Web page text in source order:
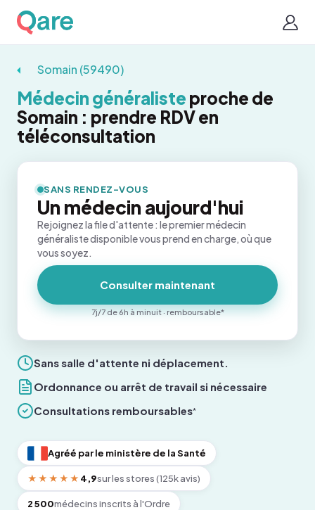
Somain (59490)
Médecin généraliste proche de
Somain : prendre RDV en
téléconsultation
Sans salle d'attente ni déplacement.
Ordonnance ou arrêt de travail si nécessaire
Consultations remboursables*
Agréé par le ministère de la Santé
★★★★★ 4,9sur les stores (125k avis)
2 500médecins inscrits à l'Ordre
SANS RENDEZ-VOUS
Un médecin aujourd'hui
Rejoignez la file d'attente : le premier médecin
généraliste disponible vous prend en charge, où que
vous soyez.
Consulter maintenant
7j/7 de 6h à minuit · remboursable*